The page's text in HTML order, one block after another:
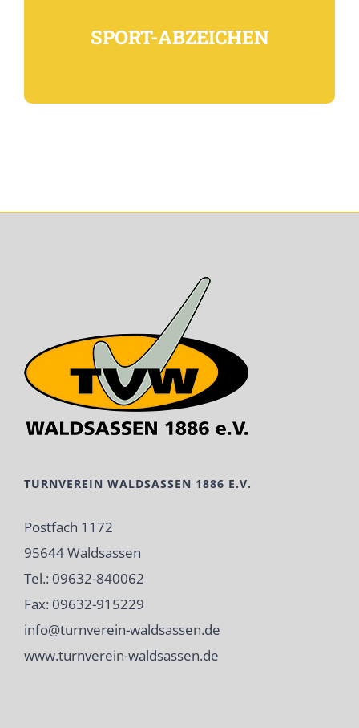
SPORT-ABZEICHEN
TURNVEREIN WALDSASSEN 1886 E.V.
Postfach 1172
95644 Waldsassen
Tel.: 09632-840062
Fax: 09632-915229
info@turnverein-waldsassen.de
www.turnverein-waldsassen.de